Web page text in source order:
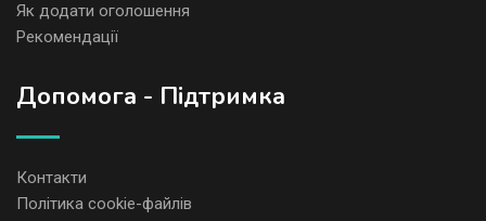
Як додати оголошення
Рекомендації
Допомога - Підтримка
Контакти
Політика cookie-файлів